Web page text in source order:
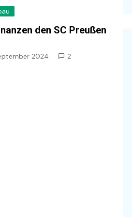
den SC Preußen
2024 2